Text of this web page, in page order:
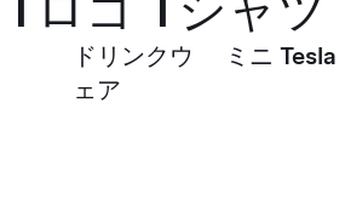
ドリンクウ
ェア
ミニ Tesla